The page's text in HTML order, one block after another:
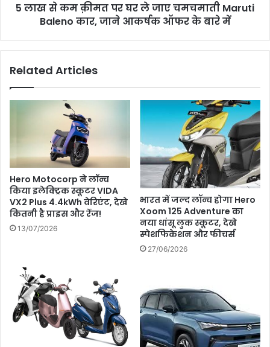
चमचमाती
कार,
आकर्षक
5 लाख से कम क़ीमत पर घर ले जाए चमचमाती Maruti
Baleno कार, जाने आकर्षक ऑफर के बारे में
Related Articles
Hero Motocorp ने लॉन्च
किया इलेक्ट्रिक स्कूटर VIDA
VX2 Plus 4.4kWh वेरिएंट, देखे
कितनी है प्राइस और रेंज!
13/07/2026
भारत में जल्द लॉन्च होगा Hero
Xoom 125 Adventure का
नया धांसू लुक स्कूटर, देखे
स्पेशफिकेशन और फीचर्स
27/06/2026